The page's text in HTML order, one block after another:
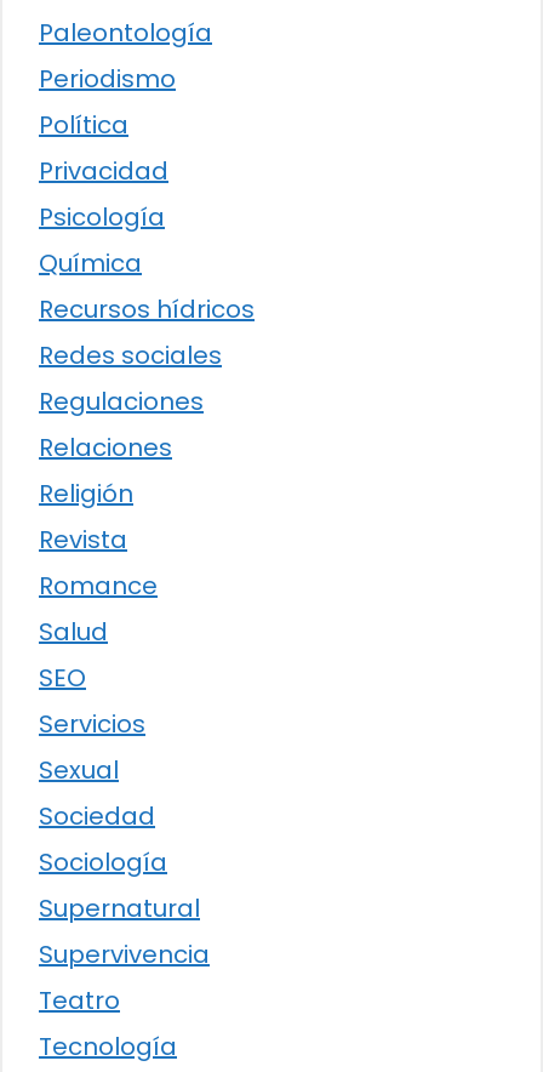
Paleontología
Periodismo
Política
Privacidad
Psicología
Química
Recursos hídricos
Redes sociales
Regulaciones
Relaciones
Religión
Revista
Romance
Salud
SEO
Servicios
Sexual
Sociedad
Sociología
Supernatural
Supervivencia
Teatro
Tecnología